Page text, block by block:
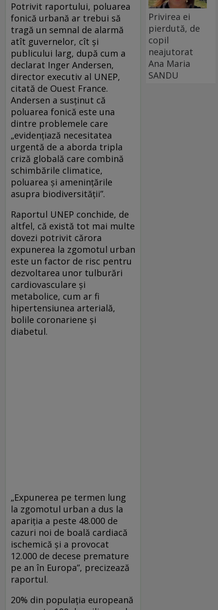
Potrivit raportului, poluarea
fonică urbană ar trebui să
tragă un semnal de alarmă
atît guvernelor, cît și
publicului larg, după cum a
declarat Inger Andersen,
director executiv al UNEP,
citată de Ouest France.
Andersen a susținut că
poluarea fonică este una
dintre problemele care
„evidențiază necesitatea
urgentă de a aborda tripla
criză globală care combină
schimbările climatice,
poluarea și amenințările
asupra biodiversității”.
Raportul UNEP conchide, de
altfel, că există tot mai multe
dovezi potrivit cărora
expunerea la zgomotul urban
este un factor de risc pentru
dezvoltarea unor tulburări
cardiovasculare și
metabolice, cum ar fi
hipertensiunea arterială,
bolile coronariene și
diabetul.
„Expunerea pe termen lung
la zgomotul urban a dus la
apariția a peste 48.000 de
cazuri noi de boală cardiacă
ischemică și a provocat
12.000 de decese premature
pe an în Europa”, precizează
raportul.
20% din populația europeană
Privirea ei
pierdută, de
copil
neajutorat
Ana Maria
SANDU